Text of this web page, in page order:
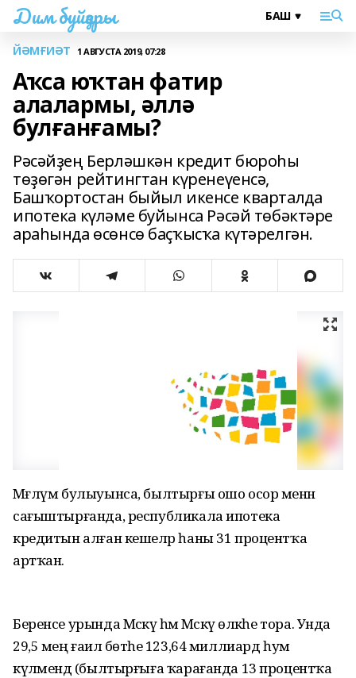
Дим буйҙары
ЙӘМҒИӘТ 1 АВГУСТА 2019, 07:28
Аҡса юҡтан фатир
алалармы, әллә
булғанғамы?
Рәсәйҙең Берләшкән кредит бюроһы
төҙөгән рейтингтан күренеүенсә,
Башҡортостан быйыл икенсе кварталда
ипотека күләме буйынса Рәсәй төбәктәре
араһында өсөнсө баҫҡысҡа күтәрелгән.
Мәғлүм булыуынса, былтырғы ошо осор менән
сағыштырғанда, республикала ипотека
кредитын алған кешеләр һаны 31 процентҡа
артҡан.
Беренсе урында Мәскәү һәм Мәскәү өлкәһе тора. Унда
29,5 мең ғаилә бөтәһе 123,64 миллиард һум
күләмендә (былтырғыға ҡарағанда 13 процентҡа